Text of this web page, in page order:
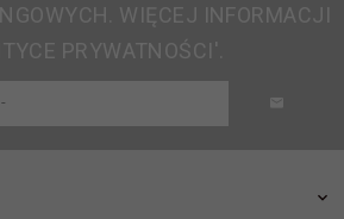
WIĘCEJ INFORMACJI
PRYWATNOŚCI'.